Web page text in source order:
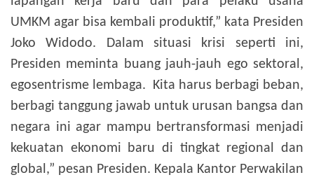
UMKM agar bisa kembali produktif,” kata Presiden
Joko Widodo. Dalam situasi krisi seperti ini,
Presiden meminta buang jauh-jauh ego sektoral,
egosentrisme lembaga. Kita harus berbagi beban,
berbagi tanggung jawab untuk urusan bangsa dan
negara ini agar mampu bertransformasi menjadi
kekuatan ekonomi baru di tingkat regional dan
global,” pesan Presiden. Kepala Kantor Perwakilan